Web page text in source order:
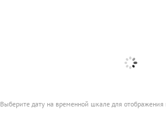
Выберите дату на временной шкале для